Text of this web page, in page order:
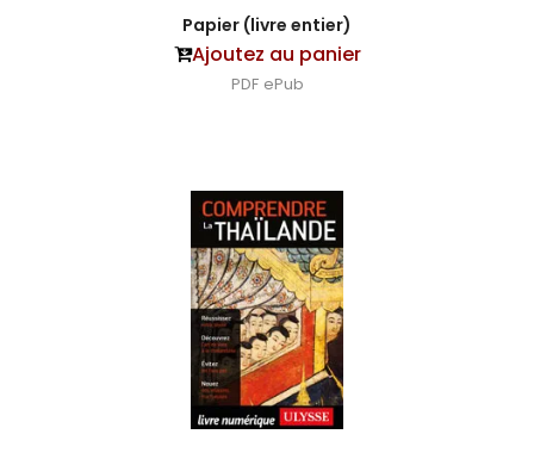
Papier (livre entier)
Ajoutez au panier
PDF ePub